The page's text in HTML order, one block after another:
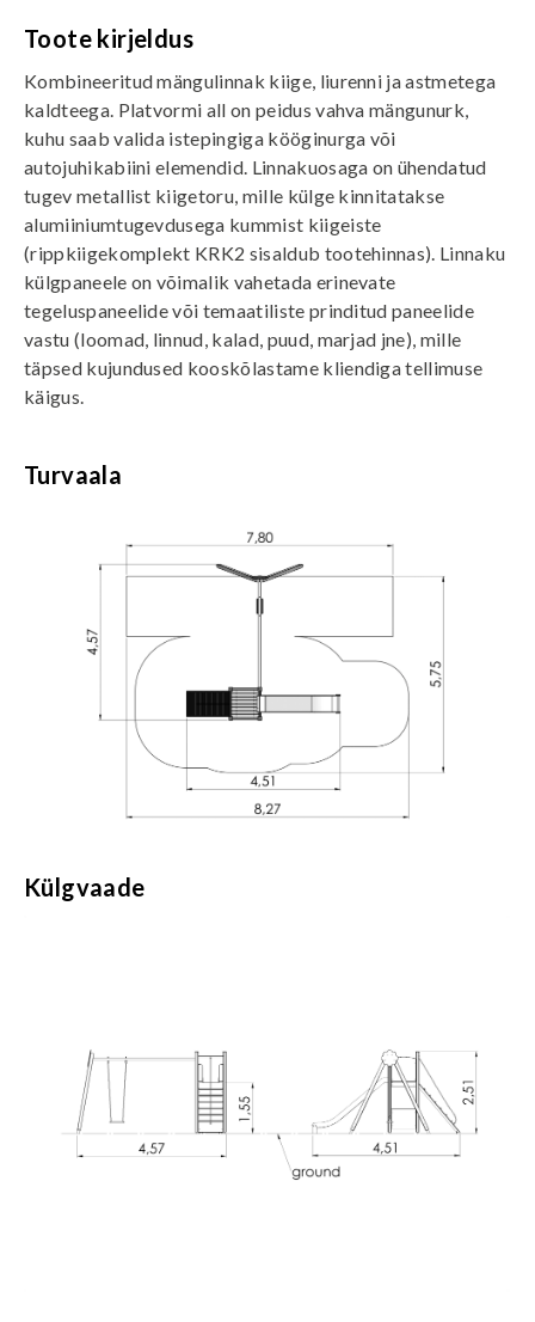
Toote kirjeldus
Kombineeritud mängulinnak kiige, liurenni ja astmetega
kaldteega. Platvormi all on peidus vahva mängunurk,
kuhu saab valida istepingiga kööginurga või
autojuhikabiini elemendid. Linnakuosaga on ühendatud
tugev metallist kiigetoru, mille külge kinnitatakse
alumiiniumtugevdusega kummist kiigeiste
(rippkiigekomplekt KRK2 sisaldub tootehinnas). Linnaku
külgpaneele on võimalik vahetada erinevate
tegeluspaneelide või temaatiliste prinditud paneelide
vastu (loomad, linnud, kalad, puud, marjad jne), mille
täpsed kujundused kooskõlastame kliendiga tellimuse
käigus.
Turvaala
Külgvaade